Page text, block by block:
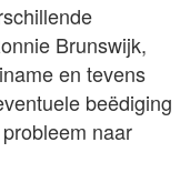
Brunswijk,
en tevens
beëdiging
naar